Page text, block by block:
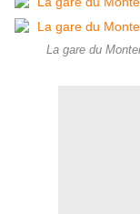
La gare du